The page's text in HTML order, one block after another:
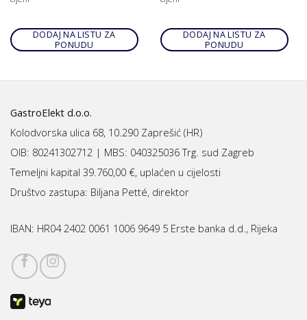
DODAJ NA LISTU ZA
PONUDU
DODAJ NA LISTU ZA
PONUDU
GastroElekt d.o.o.
Kolodvorska ulica 68, 10.290 Zaprešić (HR)
OIB: 80241302712 | MBS: 040325036 Trg. sud Zagreb
Temeljni kapital 39.760,00 €, uplaćen u cijelosti
Društvo zastupa: Biljana Petté, direktor
IBAN: HR04 2402 0061 1006 9649 5 Erste banka d.d., Rijeka